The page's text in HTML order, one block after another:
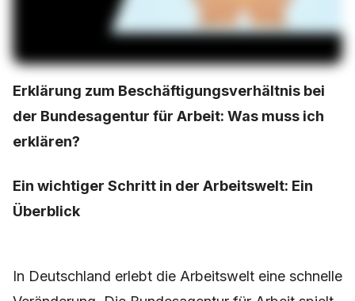
Erklärung zum Beschäftigungsverhältnis bei
der Bundesagentur für Arbeit: Was muss ich
erklären?
Ein wichtiger Schritt in der Arbeitswelt: Ein
Überblick
In Deutschland erlebt die Arbeitswelt eine schnelle